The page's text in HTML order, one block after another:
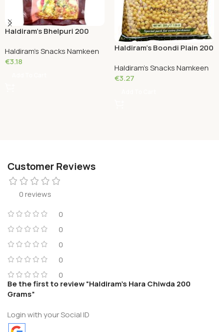
Haldiram’s Bhelpuri 200
Haldiram's Snacks Namkeen
€3.18
Haldiram’s Boondi Plain 200
Haldiram's Snacks Namkeen
€3.27
Customer Reviews
0 reviews
0
0
0
0
0
Be the first to review “Haldiram’s Hara Chiwda 200
Grams”
Login with your Social ID